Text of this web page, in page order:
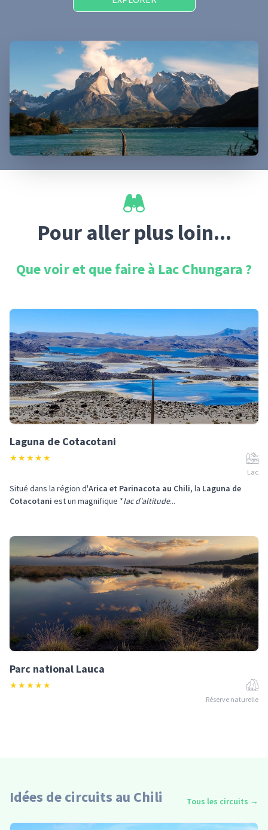
Pour aller plus loin...
Que voir et que faire à Lac Chungara ?
Laguna de Cotacotani
★★★★★
Lac
Situé dans la région d'Arica et Parinacota au Chili, la Laguna de
Cotacotani est un magnifique *lac d'altitude...
Parc national Lauca
★★★★★
Réserve naturelle
Idées de circuits au Chili Tous les circuits →